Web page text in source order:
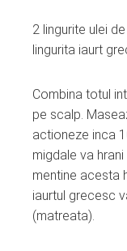
2 lingurite ulei
lingurita iaurt
Combina totul
pe scalp.
actioneze inca
migdale va
mentine acesta
iaurtul grecesc
(matreata).